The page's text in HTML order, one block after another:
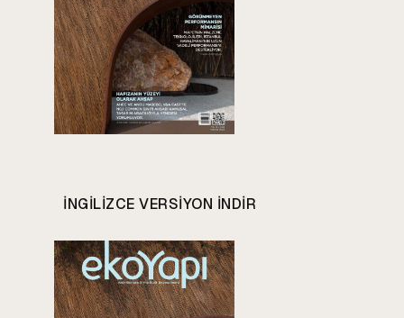
INGILIZCE VERSIYON INDIR